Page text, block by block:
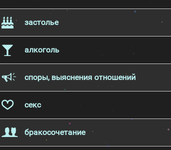
застолье
алкоголь
споры, выяснения отношений
секс
бракосочетание